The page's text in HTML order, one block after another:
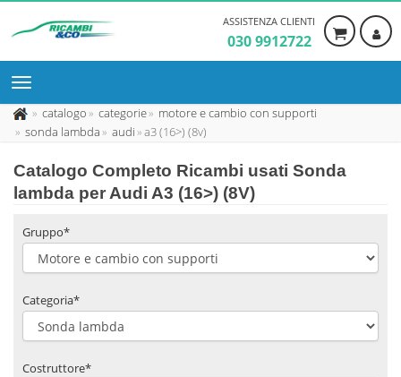
ASSISTENZA CLIENTI
030 9912722
catalogo categorie
motore e cambio con supporti
sonda lambda
audi a3 (16>) (8v)
Catalogo Completo Ricambi usati Sonda
lambda per Audi A3 (16>) (8V)
Gruppo*
Categoria*
Costruttore*